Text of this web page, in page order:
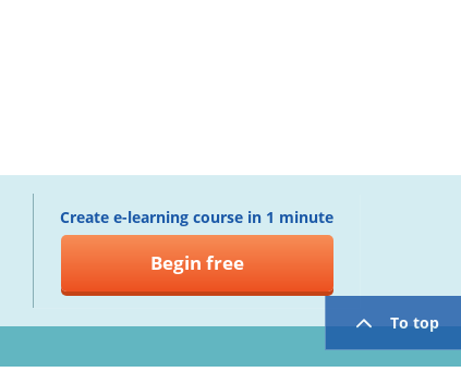
To top
Create e-learning course in 1 minute
Begin free